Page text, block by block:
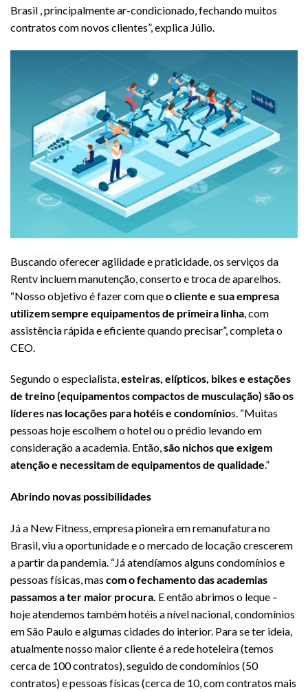
Brasil , principalmente ar-condicionado, fechando muitos
contratos com novos clientes”, explica Júlio.
Buscando oferecer agilidade e praticidade, os serviços da
Rentv incluem manutenção, conserto e troca de aparelhos.
“Nosso objetivo é fazer com queo cliente e sua empresa
utilizem sempre equipamentos de primeira linha , com
assistência rápida e eficiente quando precisar”, completa o
CEO.
Segundo o especialista,esteiras, elípticos, bikes e estações
de treino (equipamentos compactos de musculação) são os
líderes nas locações para hotéis e condomínios. “Muitas
pessoas hoje escolhem o hotel ou o prédio levando em
consideração a academia. Então,são nichos que exigem
atenção e necessitam de equipamentos de qualidade.”
Abrindo novas possibilidades
Já a New Fitness, empresa pioneira em remanufatura no
Brasil, viu a oportunidade e o mercado de locação crescerem
a partir da pandemia. “Já atendíamos alguns condomínios e
pessoas físicas, mas com o fechamento das academias
passamos a ter maior procura. E então abrimos o leque –
hoje atendemos também hotéis a nível nacional, condomínios
em São Paulo e algumas cidades do interior. Para se ter ideia,
atualmente nosso maior cliente é a rede hoteleira (temos
cerca de 100 contratos), seguido de condomínios (50
contratos) e pessoas físicas (cerca de 10, com contratos mais